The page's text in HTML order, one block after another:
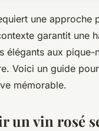
une approche
garantit une
élégants aux
Voici un guide
mémorable.
un vin rosé